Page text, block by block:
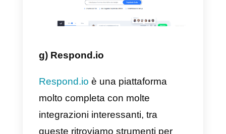
Alcune di quelle che possiamo
visualizzare sono: tempo di
risposta, numero di messaggi
molte altre.
Ciò che rende questa soluzione